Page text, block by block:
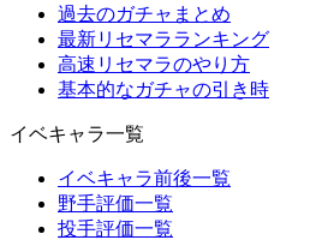
過去のガチャまとめ
最新リセマラランキング
高速リセマラのやり方
基本的なガチャの引き時
イベキャラ一覧
イベキャラ前後一覧
野手評価一覧
投手評価一覧